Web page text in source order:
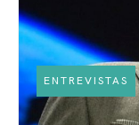
ENTREVISTAS